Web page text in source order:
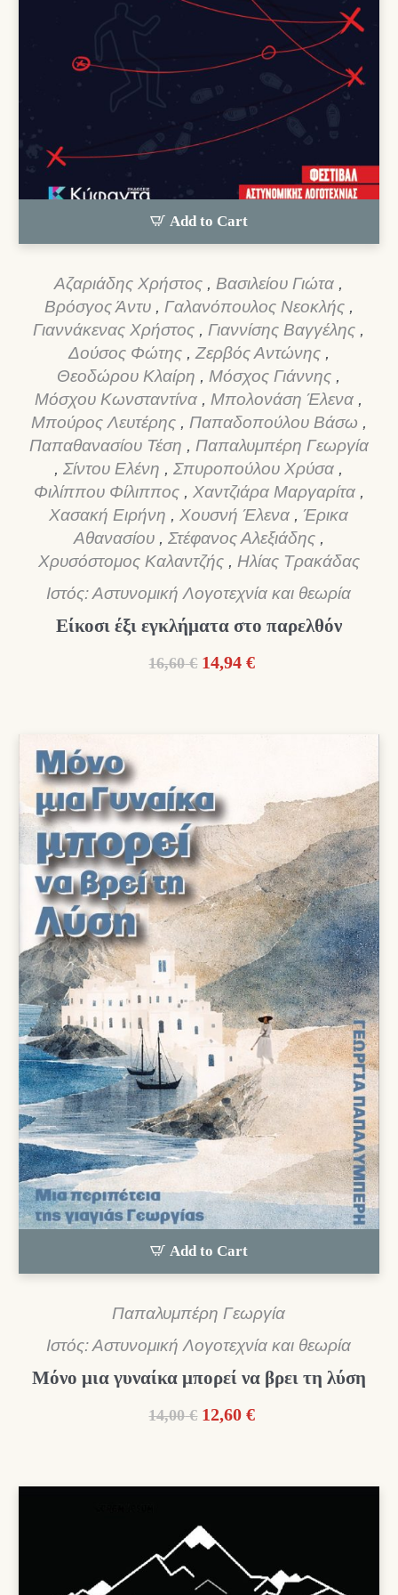
Add to Cart
Αζαριάδης Χρήστος , Βασιλείου Γιώτα ,
Βρόσγος Άντυ , Γαλανόπουλος Νεοκλής ,
Γιαννάκενας Χρήστος , Γιαννίσης Βαγγέλης ,
Δούσος Φώτης , Ζερβός Αντώνης ,
Θεοδώρου Κλαίρη , Μόσχος Γιάννης ,
Μόσχου Κωνσταντίνα , Μπολονάση Έλενα ,
Μπούρος Λευτέρης , Παπαδοπούλου Βάσω ,
Παπαθανασίου Τέση , Παπαλυμπέρη Γεωργία
,Σίντου Ελένη ,Σπυροπούλου Χρύσα ,
Φιλίππου Φίλιππος , Χαντζιάρα Μαργαρίτα ,
Χασακή Ειρήνη , Χουσνή Έλενα , Έρικα
Αθανασίου , Στέφανος Αλεξιάδης ,
Χρυσόστομος Καλαντζής , Ηλίας Τρακάδας
Ιστός: Αστυνομική Λογοτεχνία και θεωρία
Είκοσι έξι εγκλήματα στο παρελθόν
16,60 € Original
14,94 €Η
Add to Cart
Παπαλυμπέρη Γεωργία
Ιστός: Αστυνομική Λογοτεχνία και θεωρία
Μόνο μια γυναίκα μπορεί να βρει τη λύση
14,00 € Original
14,00 €.
12,60 €Η
είναι: